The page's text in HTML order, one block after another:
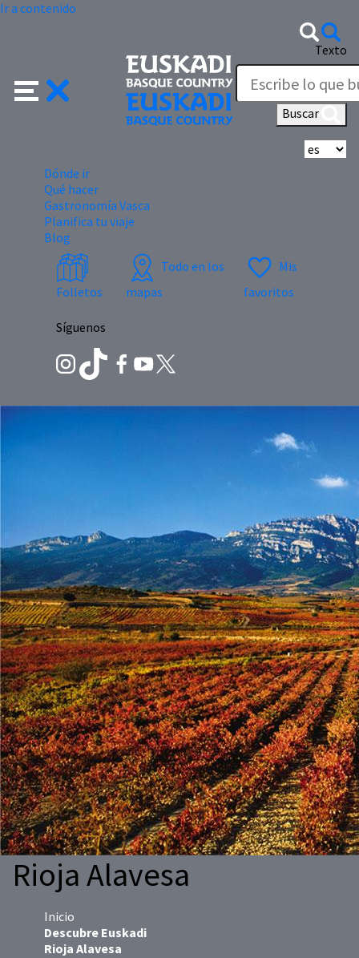
Ir a contenido
Texto
Buscar
Dónde ir
Qué hacer
Gastronomía Vasca
Planifica tu viaje
Blog
Folletos
Todo en los
mapas
Mis
favoritos
Síguenos
Rioja Alavesa
Inicio
Descubre Euskadi
Rioja Alavesa